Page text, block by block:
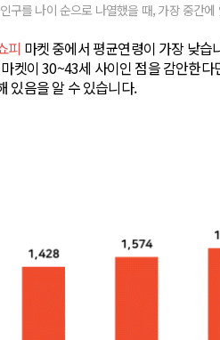
구를 나이 순으로 나열했을 때, 가장 중간에
피 마켓 중에서 평균연령이 가장 낮습
켓이 30~43세 사이인 점을 감안한
있음을 알 수 있습니다.